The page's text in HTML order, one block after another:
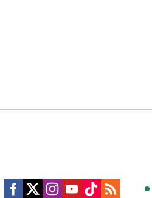
Social media